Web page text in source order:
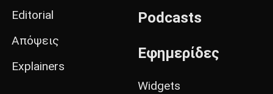
Editorial
Απόψεις
Explainers
Podcasts
Εφημερίδες
Widgets